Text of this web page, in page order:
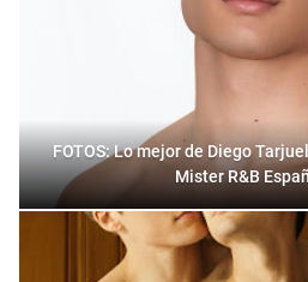
FOTOS: Lo mejor de Diego
Mister R&B